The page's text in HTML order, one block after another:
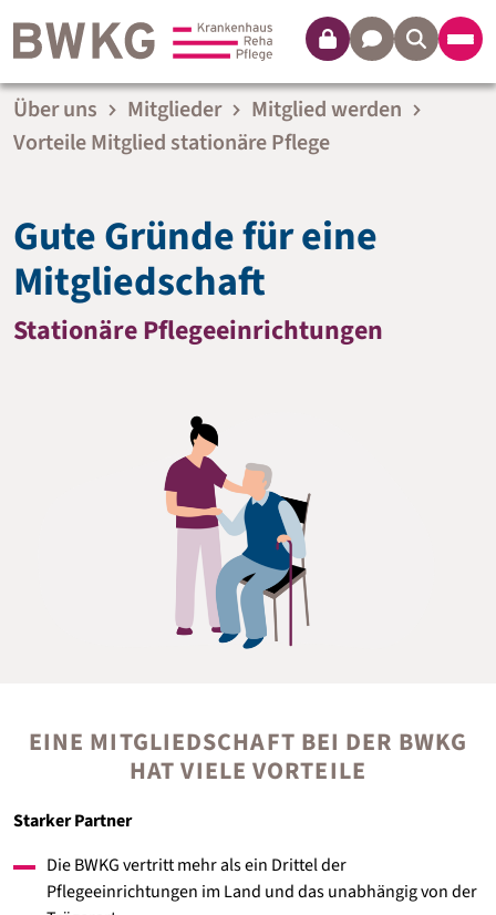
LoginKontakt
Über uns Mitglieder
Mitglied werden
Vorteile Mitglied stationäre Pflege
Gute Gründe für eine
Mitgliedschaft
Stationäre Pflegeeinrichtungen
EINE MITGLIEDSCHAFT BEI DER BWKG
HAT VIELE VORTEILE
Starker Partner
Die BWKG vertritt mehr als ein Drittel der
Pflegeeinrichtungen im Land und das unabhängig von der